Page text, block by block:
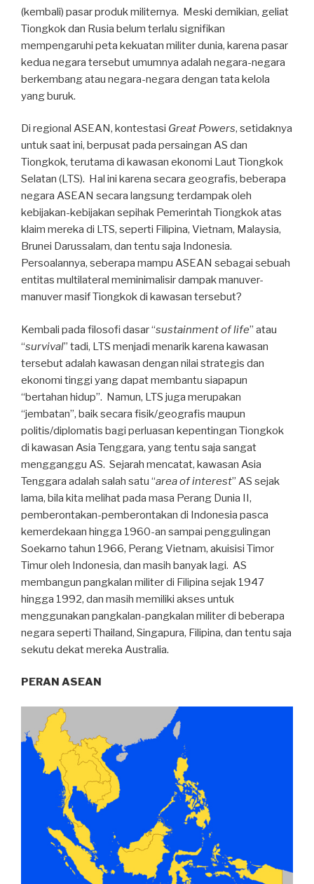
(kembali) pasar produk militernya. Meski demikian, geliat
Tiongkok dan Rusia belum terlalu signifikan
mempengaruhi peta kekuatan militer dunia, karena pasar
kedua negara tersebut umumnya adalah negara-negara
berkembang atau negara-negara dengan tata kelola
yang buruk.
Di regional ASEAN, kontestasi Great Powers, setidaknya
untuk saat ini, berpusat pada persaingan AS dan
Tiongkok, terutama di kawasan ekonomi Laut Tiongkok
Selatan (LTS). Hal ini karena secara geografis, beberapa
negara ASEAN secara langsung terdampak oleh
kebijakan-kebijakan sepihak Pemerintah Tiongkok atas
klaim mereka di LTS, seperti Filipina, Vietnam, Malaysia,
Brunei Darussalam, dan tentu saja Indonesia.
Persoalannya, seberapa mampu ASEAN sebagai sebuah
entitas multilateral meminimalisir dampak manuver-
manuver masif Tiongkok di kawasan tersebut?
Kembali pada filosofi dasar “sustainment of life” atau
“survival” tadi, LTS menjadi menarik karena kawasan
tersebut adalah kawasan dengan nilai strategis dan
ekonomi tinggi yang dapat membantu siapapun
“bertahan hidup”. Namun, LTS juga merupakan
“jembatan”, baik secara fisik/geografis maupun
politis/diplomatis bagi perluasan kepentingan Tiongkok
di kawasan Asia Tenggara, yang tentu saja sangat
mengganggu AS. Sejarah mencatat, kawasan Asia
Tenggara adalah salah satu “area of interest” AS sejak
lama, bila kita melihat pada masa Perang Dunia II,
pemberontakan-pemberontakan di Indonesia pasca
kemerdekaan hingga 1960-an sampai penggulingan
Soekarno tahun 1966, Perang Vietnam, akuisisi Timor
Timur oleh Indonesia, dan masih banyak lagi. AS
membangun pangkalan militer di Filipina sejak 1947
hingga 1992, dan masih memiliki akses untuk
menggunakan pangkalan-pangkalan militer di beberapa
negara seperti Thailand, Singapura, Filipina, dan tentu saja
sekutu dekat mereka Australia.
PERAN ASEAN